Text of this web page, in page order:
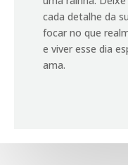
cada detalhe da
focar no que
e viver esse dia
ama.